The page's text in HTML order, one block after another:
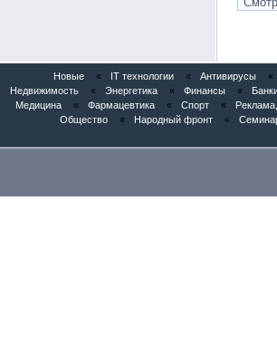
Новые « IT технологии « Антивирусы «
Недвижимость
« Энергетика « Финансы «
Медицина
« Фармацевтика « Спорт «
Общество
« Народный фронт «